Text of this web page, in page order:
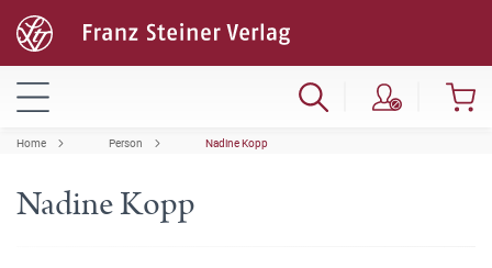
Home Person Nadine Kopp
Nadine Kopp